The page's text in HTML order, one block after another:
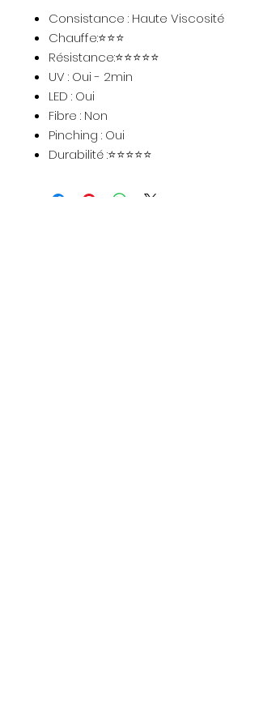
Consistance : Haute Viscosité
Chauffe:⭐⭐⭐
Résistance:⭐⭐⭐⭐⭐
UV : Oui - 2min
LED : Oui
Fibre : Non
Pinching : Oui
Durabilité :⭐⭐⭐⭐⭐